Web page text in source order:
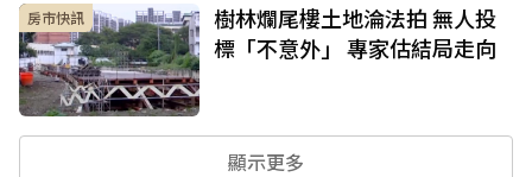
房市快訊
樹林爛尾樓土地淪法拍 無人投
標「不意外」 專家估結局走向
顯示更多